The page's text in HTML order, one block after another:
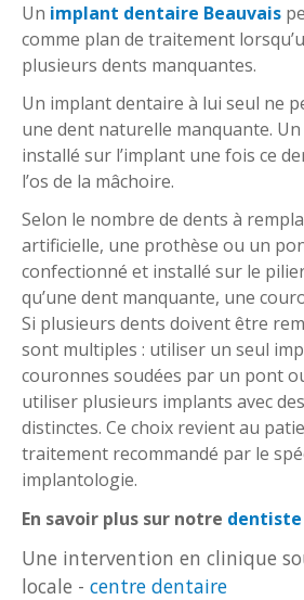
Un implant dentaire Beauvais
comme plan de traitement
plusieurs dents manquantes.
Un implant dentaire à lui seul ne
une dent naturelle manquante.
installé sur l’implant une fois ce
l’os de la mâchoire.
Selon le nombre de dents à
artificielle, une prothèse ou un
confectionné et installé sur le
qu’une dent manquante, une
Si plusieurs dents doivent être
sont multiples : utiliser un seul
couronnes soudées par un pont
utiliser plusieurs implants avec
distinctes. Ce choix revient au
traitement recommandé par le
implantologie.
En savoir plus sur notre dentiste
Une intervention en clinique
locale - centre dentaire